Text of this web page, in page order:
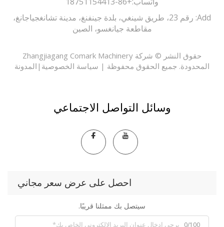
Add: رقم 23، طريق شينغي، بلدة جينفنغ، مدينة تشانغجياجانغ،
مقاطعة جيانغسو، الصين
حقوق النشر © شركة Zhangjiagang Comark Machinery
جميع الحقوق محفوظة |سياسة الخصوصية|المدونة
وسائل التواصل الاجتماعي
احصل على عرض سعر مجاني
سيتصل بك ممثلنا قريبًا.